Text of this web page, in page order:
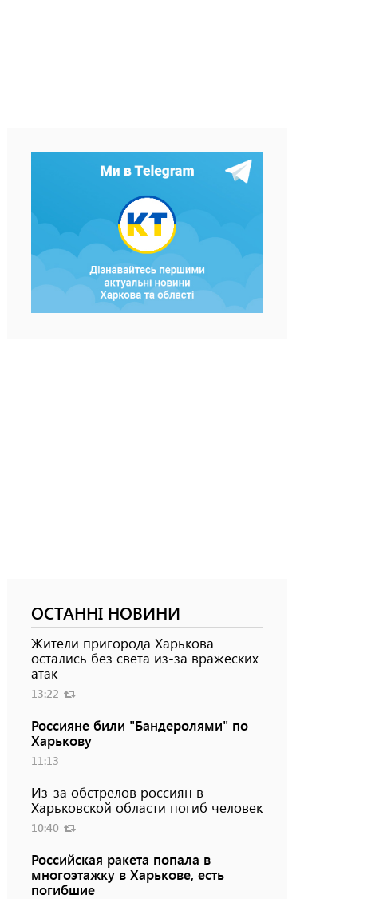
ОСТАННІ НОВИНИ
Жители пригорода Харькова
остались без света из-за вражеских
атак
13:22
Россияне били "Бандеролями" по
Харькову
11:13
Из-за обстрелов россиян в
Харьковской области погиб человек
10:40
Российская ракета попала в
многоэтажку в Харькове, есть
погибшие